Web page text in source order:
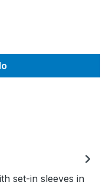
set-in sleeves in